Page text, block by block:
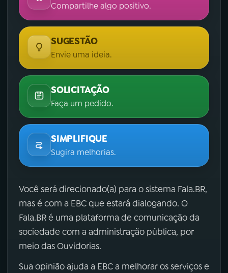
Compartilhe algo positivo.
SUGESTÃO
Envie uma ideia.
SOLICITAÇÃO
Faça um pedido.
SIMPLIFIQUE
Sugira melhorias.
Você será direcionado(a) para o sistema Fala.BR,
mas é com a EBC que estará dialogando. O
Fala.BR é uma plataforma de comunicação da
sociedade com a administração pública, por
meio das Ouvidorias.
Sua opinião ajuda a EBC a melhorar os serviços e